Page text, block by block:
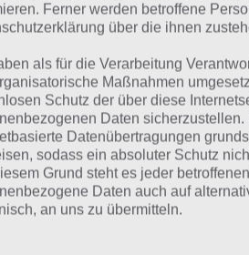
Guru
Kapitel findest du die
gleich sind (der Entwickler
haben wir mehrere
Ferner werden betroffene
über die ihnen
als für die Verarbeitung
Maßnahmen
Schutz der über diese
Daten sicherzustellen.
Datenübertragungen
sodass ein absoluter Schutz
Grund steht es jeder
Daten auch auf
an uns zu übermitteln.